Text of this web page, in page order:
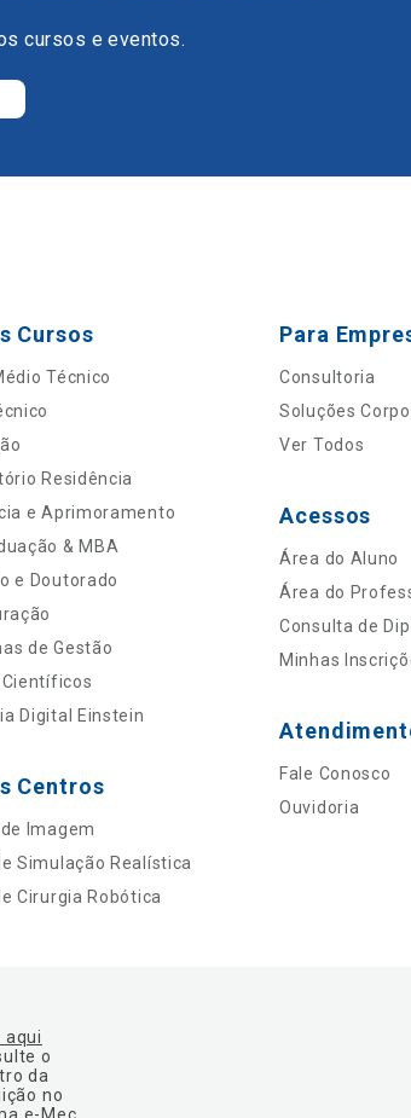
cursos e eventos.
Cursos
Técnico
Residência
e Aprimoramento
& MBA
e Doutorado
de Gestão
Científicos
Digital Einstein
Centros
Imagem
Simulação Realística
Cirurgia Robótica
Para
Consultoria
Soluções
Ver Todos
Acessos
Área do Aluno
Área do
Consulta de
Minhas
Fale Conosco
Ouvidoria
aqui
o
da
no